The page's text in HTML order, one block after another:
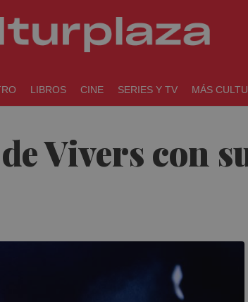
LIBROS CINE SERIES Y TV MÁS
Vivers con